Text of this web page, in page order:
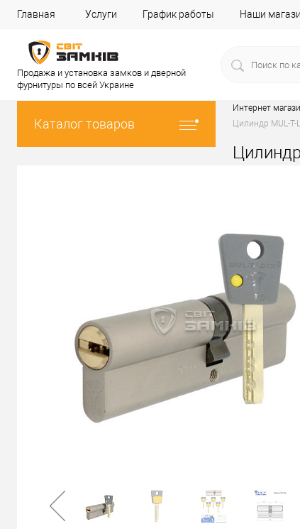
Главная Услуги График работы Наши
Продажа и установка замков и дверной
фурнитуры по всей Украине
Каталог товаров
Интернет
Цилиндр MUL-T-